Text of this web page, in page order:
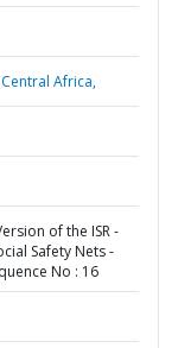
Africa,
of the ISR -
Safety Nets -
No : 16